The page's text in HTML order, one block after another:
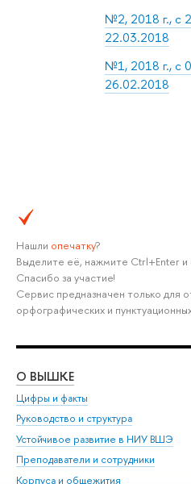
№2, 2018 г., с
22.03.2018
№1, 2018 г., с
26.02.2018
Нашли опечатку?
Выделите её, нажмите Ctrl+Enter
Спасибо за участие!
Сервис предназначен только для
орфографических и
О ВЫШКЕ
Цифры и факты
Руководство и структура
Устойчивое развитие в НИУ ВШЭ
Преподаватели и сотрудники
Корпуса и общежития